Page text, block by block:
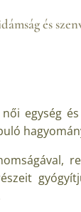
és
egység